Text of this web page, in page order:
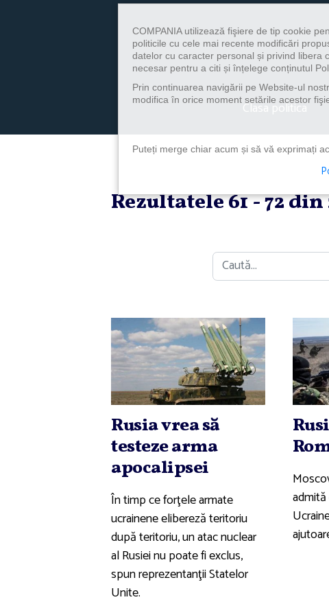
Clasa politica
Rezultatele 61 - 72
Caută
Rusia vrea să
testeze arma
apocalipsei
În timp ce forţele armate
ucrainene elibereză teritoriu
după teritoriu, un atac nuclear
al Rusiei nu poate fi exclus,
spun reprezentanţii Statelor
Unite.
COMPANIA utilizează fişiere de tip cookie
politicile cu cele mai recente modificări
datelor cu caracter personal și privind libera
necesar pentru a citi și înțelege conținutul
Prin continuarea navigării pe Website-ul
modifica în orice moment setările acestor
Puteți merge chiar acum și să vă exprimați